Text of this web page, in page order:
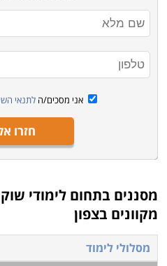
אני מסכים/ה לתנאי
חזרו
מסננים בתחום לימודי
מקוונים בצפון
מסלולי לימוד